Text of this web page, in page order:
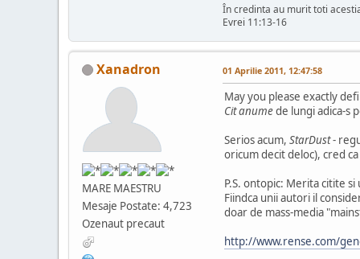
În credinta au murit toti
Evrei 11:13-16
Xanadron
MARE MAESTRU
Mesaje Postate: 4,723
Ozenaut precaut
01 Aprilie 2011, 12:47:58
May you please exactly
Cit anumede lungi adica-s
Serios acum, StarDust-
oricum decit deloc), cred
P.S. ontopic: Merita citite
Fiindca unii autori il
doar de mass-media
http://www.rense.com/